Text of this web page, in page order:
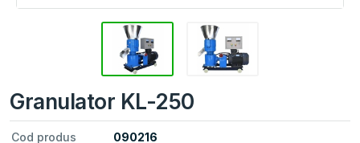
Granulator KL-250
Cod produs
090216